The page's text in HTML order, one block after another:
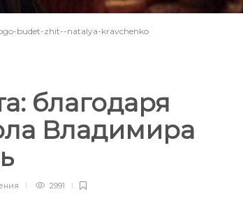
budet-zhit--natalya-kravchenko
благодаря
Владимира
2991